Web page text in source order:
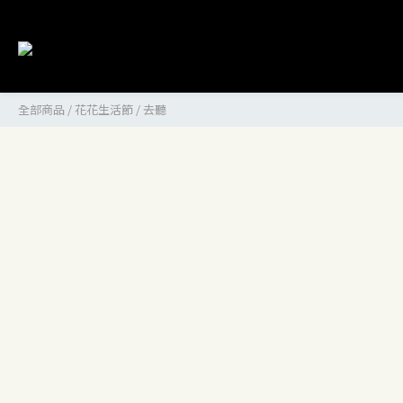
全部商品 / 花花生活節 / 去聽